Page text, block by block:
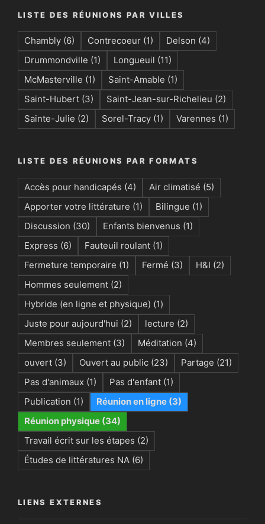
LISTE DES RÉUNIONS PAR VILLES
Chambly (6) Contrecoeur (1) Delson (4)
Drummondville (1) Longueuil (11)
McMasterville (1) Saint-Amable (1)
Saint-Hubert (3) Saint-Jean-sur-Richelieu (2)
Sainte-Julie (2) Sorel-Tracy (1) Varennes (1)
LISTE DES RÉUNIONS PAR FORMATS
Accès pour handicapés (4) Air climatisé (5)
Apporter votre littérature (1) Bilingue (1)
Discussion (30) Enfants bienvenus (1)
Express (6) Fauteuil roulant (1)
Fermeture temporaire (1) Fermé (3) H&I (2)
Hommes seulement (2)
Hybride (en ligne et physique) (1)
Juste pour aujourd'hui (2) lecture (2)
Membres seulement (3) Méditation (4)
ouvert (3) Ouvert au public (23) Partage (21)
Pas d'animaux (1) Pas d'enfant (1)
Publication (1) Réunion en ligne (3)
Réunion physique (34)
Travail écrit sur les étapes (2)
Études de littératures NA (6)
LIENS EXTERNES